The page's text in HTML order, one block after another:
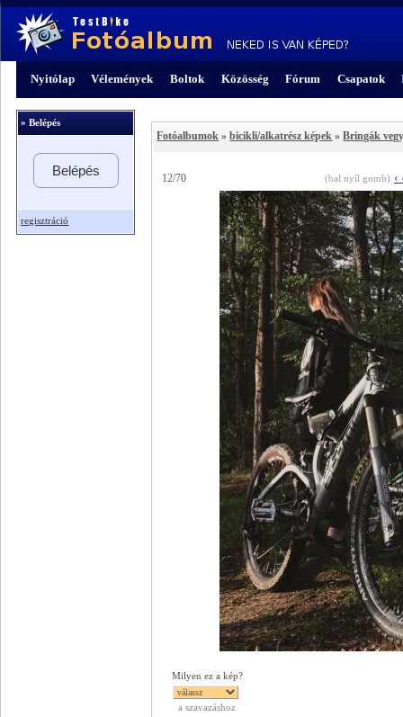
Nyitólap Vélemények Boltok Közösség Fórum Csapatok
» Belépés
Belépés
regisztráció
Fotóalbumok »bicikli/alkatrész képek »Bringák
12/70 (bal nyíl gomb) ‹
Milyen ez a kép?
a szavazáshoz